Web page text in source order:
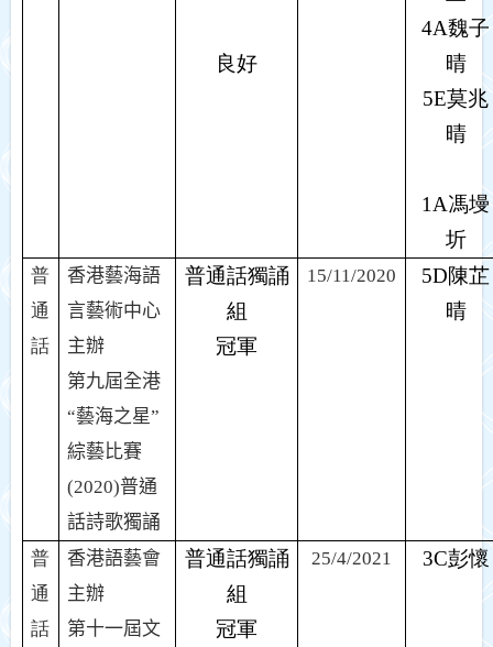
良好
4A魏子
晴
5E莫兆
晴
1A馮墁
圻
普
通
話
香港藝海語
言藝術中心
主辦
第九屆全港
“藝海之星”
綜藝比賽
(2020)普通
話詩歌獨誦
普通話獨誦
組
冠軍
15/11/2020 5D陳芷
晴
普
通
話
香港語藝會
主辦
第十一屆文
普通話獨誦
組
冠軍
25/4/2021 3C彭懷